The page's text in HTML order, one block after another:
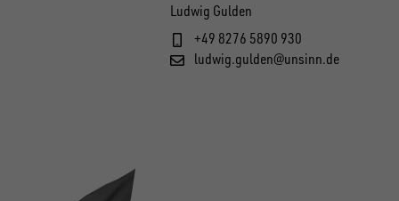
Ludwig Gulden
+49 8276 5890 930
ludwig.gulden@unsinn.de